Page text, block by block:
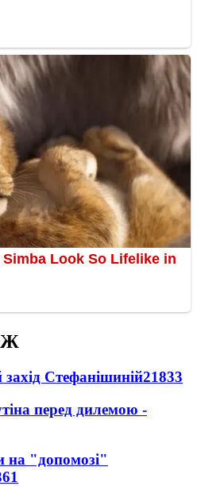
Стефанішиній21833
перед дилемою -
"допомозі"